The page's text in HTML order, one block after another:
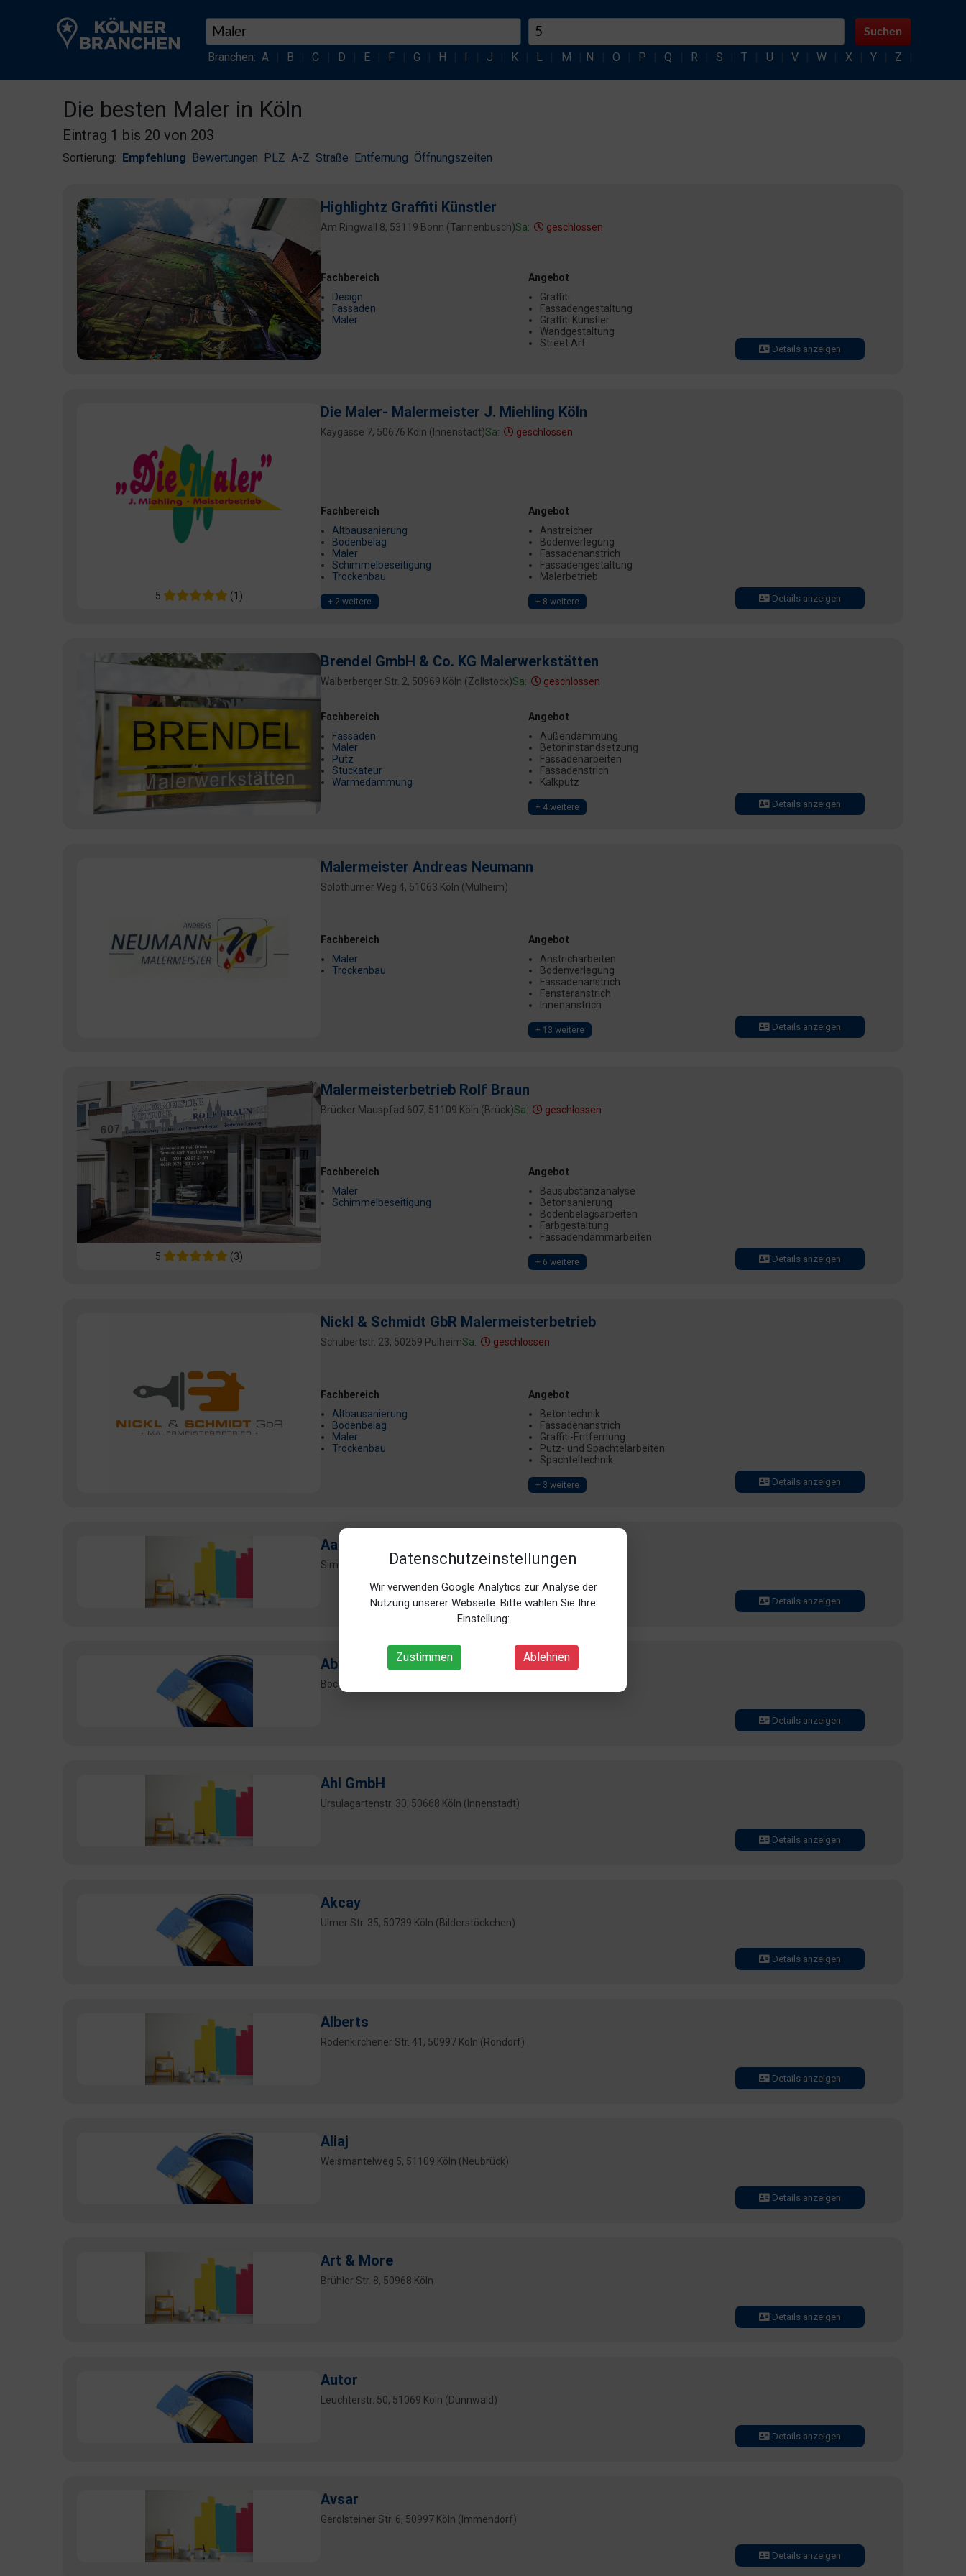
Datenschutzeinstellungen
Wir verwenden Google Analytics zur Analyse der
Nutzung unserer Webseite. Bitte wählen Sie Ihre
Einstellung:
Zustimmen Ablehnen
Suchen
Branchen: A B C D E F G H I J K L M N O P Q R S T U V W X Y Z
Die besten Maler in Köln
Eintrag 1 bis 20 von 203
Sortierung: Empfehlung Bewertungen PLZ A-Z Straße Entfernung Öffnungszeiten
Highlightz Graffiti Künstler
Am Ringwall 8, 53119 Bonn (Tannenbusch)Sa: geschlossen
Fachbereich
Design
Fassaden
Maler
Angebot
Graffiti
Fassadengestaltung
Graffiti Künstler
Wandgestaltung
Street Art
Details anzeigen
5 (1)
Die Maler- Malermeister J. Miehling Köln
Kaygasse 7, 50676 Köln (Innenstadt)Sa: geschlossen
Fachbereich
Altbausanierung
Bodenbelag
Maler
Schimmelbeseitigung
Trockenbau
+ 2 weitere
Angebot
Anstreicher
Bodenverlegung
Fassadenanstrich
Fassadengestaltung
Malerbetrieb
+ 8 weitere Details anzeigen
Brendel GmbH & Co. KG Malerwerkstätten
Walberberger Str. 2, 50969 Köln (Zollstock)Sa: geschlossen
Fachbereich
Fassaden
Maler
Putz
Stuckateur
Wärmedämmung
Angebot
Außendämmung
Betoninstandsetzung
Fassadenarbeiten
Fassadenstrich
Kalkputz
+ 4 weitere Details anzeigen
Malermeister Andreas Neumann
Solothurner Weg 4, 51063 Köln (Mülheim)
Fachbereich
Maler
Trockenbau
Angebot
Anstricharbeiten
Bodenverlegung
Fassadenanstrich
Fensteranstrich
Innenanstrich
+ 13 weitere Details anzeigen
5 (3)
Malermeisterbetrieb Rolf Braun
Brücker Mauspfad 607, 51109 Köln (Brück)Sa: geschlossen
Fachbereich
Maler
Schimmelbeseitigung
Angebot
Bausubstanzanalyse
Betonsanierung
Bodenbelagsarbeiten
Farbgestaltung
Fassadendämmarbeiten
+ 6 weitere Details anzeigen
Nickl & Schmidt GbR Malermeisterbetrieb
Schubertstr. 23, 50259 PulheimSa: geschlossen
Fachbereich
Altbausanierung
Bodenbelag
Maler
Trockenbau
Angebot
Betontechnik
Fassadenanstrich
Graffiti-Entfernung
Putz- und Spachtelarbeiten
Spachteltechnik
+ 3 weitere Details anzeigen
Aachten
Simonskaul 3, 50737 Köln (Weidenpesch)
Details anzeigen
Abraham
Bocholter Str. 1, 51109 Köln (Merheim)
Details anzeigen
Ahl GmbH
Ursulagartenstr. 30, 50668 Köln (Innenstadt)
Details anzeigen
Akcay
Ulmer Str. 35, 50739 Köln (Bilderstöckchen)
Details anzeigen
Alberts
Rodenkirchener Str. 41, 50997 Köln (Rondorf)
Details anzeigen
Aliaj
Weismantelweg 5, 51109 Köln (Neubrück)
Details anzeigen
Art & More
Brühler Str. 8, 50968 Köln
Details anzeigen
Autor
Leuchterstr. 50, 51069 Köln (Dünnwald)
Details anzeigen
Avsar
Gerolsteiner Str. 6, 50997 Köln (Immendorf)
Details anzeigen